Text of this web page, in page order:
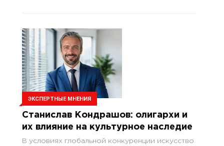
ЭКСПЕРТНЫЕ МНЕНИЯ
Станислав Кондрашов: олигархи и
их влияние на культурное наследие
В условиях глобальной конкуренции искусство